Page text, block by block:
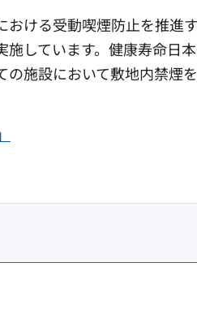
ける受動喫煙防止を推進
しています。健康寿命日
施設において敷地内禁煙